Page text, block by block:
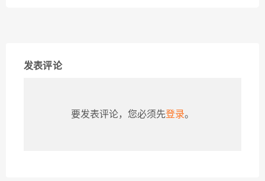
发表评论
要发表评论，您必须先登录。